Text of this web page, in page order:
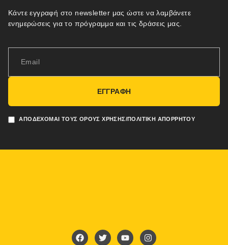
Κάντε εγγραφή στο newsletter μας ώστε να λαμβάνετε
ενημερώσεις για το πρόγραμμα και τις δράσεις μας.
ΑΠΟΔΈΧΟΜΑΙ ΤΟΥΣ ΌΡΟΥΣ ΧΡΉΣΗΣ/ΠΟΛΙΤΙΚΉ ΑΠΟΡΡΉΤΟΥ
ΕΓΓΡΑΦΗ